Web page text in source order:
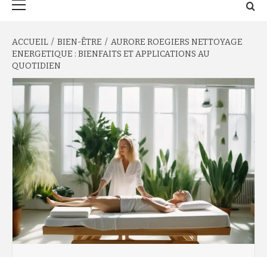
ACCUEIL BIEN-ÊTRE
AURORE ROEGIERS NETTOYAGE
ENERGETIQUE : BIENFAITS ET APPLICATIONS AU
QUOTIDIEN